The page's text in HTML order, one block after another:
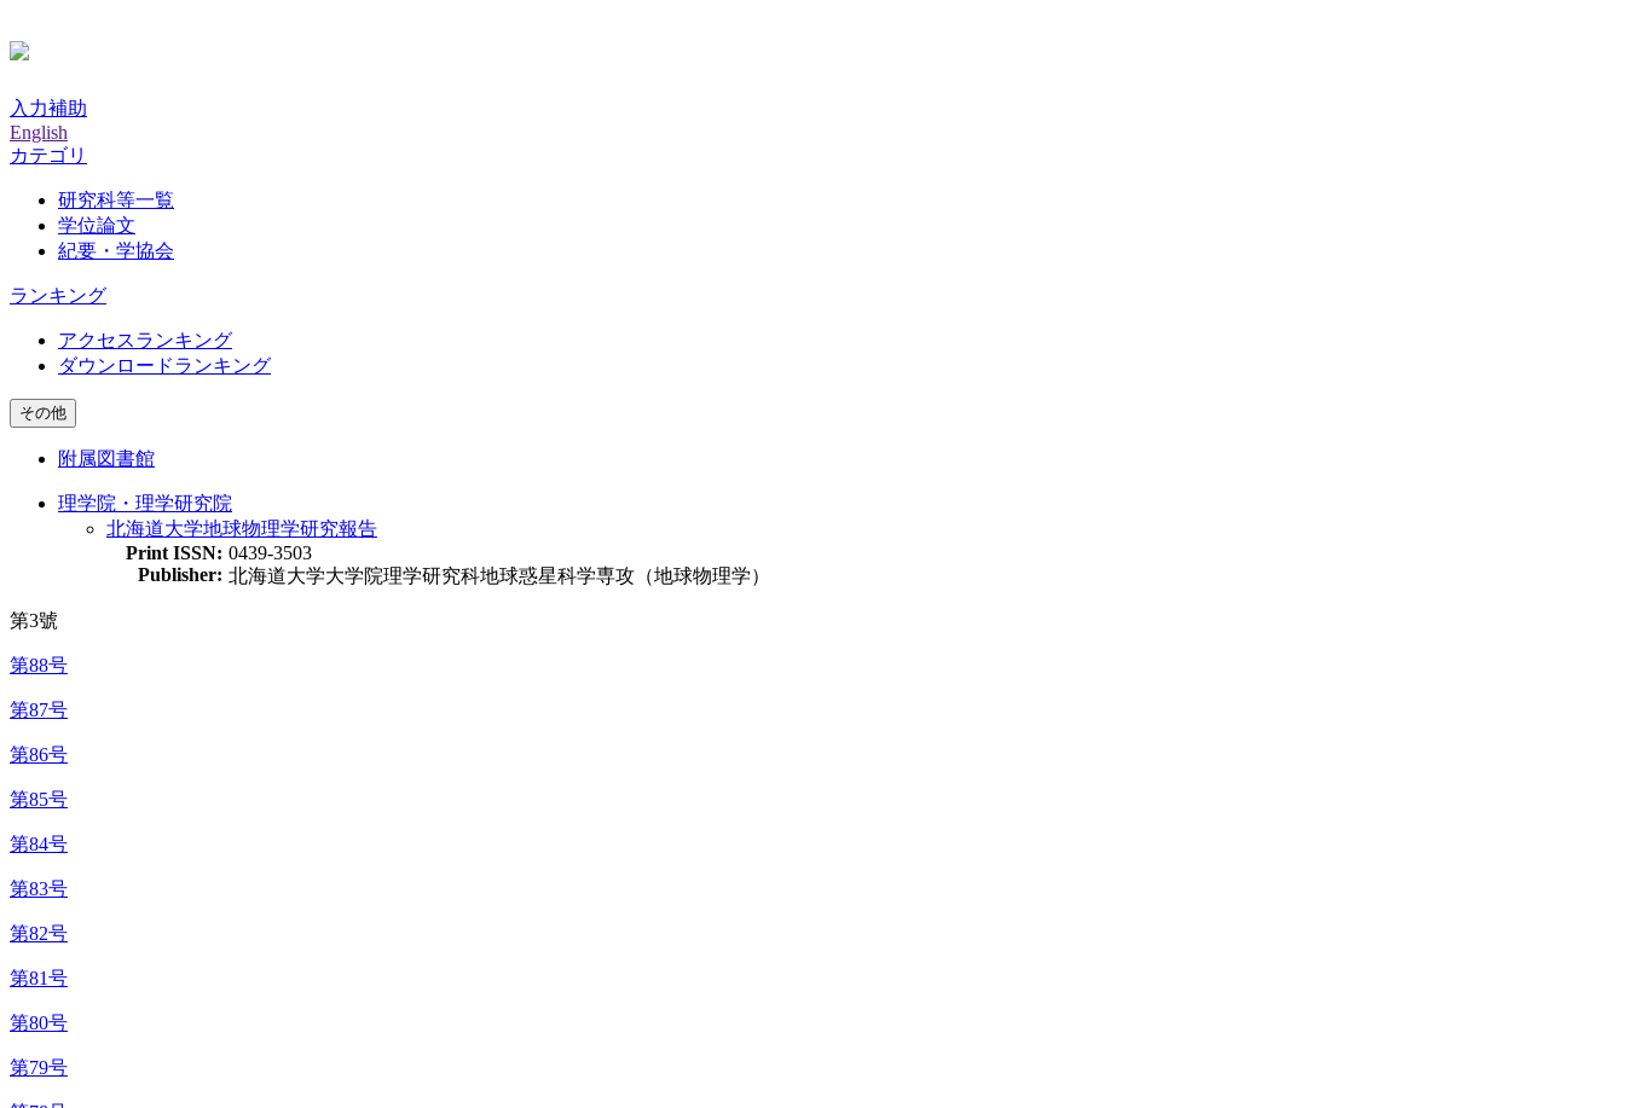
入力補助
English
カテゴリ
研究科等一覧
学位論文
紀要・学協会
ランキング
アクセスランキング
ダウンロードランキング
その他
附属図書館
理学院・理学研究院
北海道大学地球物理学研究報告
Print ISSN: 0439-3503
Publisher: 北海道大学大学院理学研究科地球惑星科学専攻（地球物理学）
第3號
第88号
第87号
第86号
第85号
第84号
第83号
第82号
第81号
第80号
第79号